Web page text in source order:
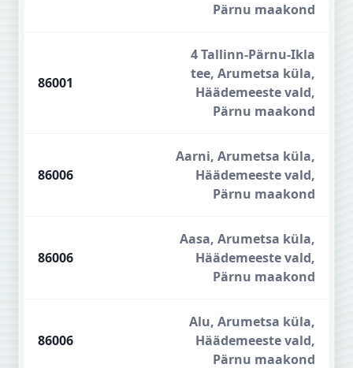
Pärnu maakond
86001
4 Tallinn-Pärnu-Ikla
tee, Arumetsa küla,
Häädemeeste vald,
Pärnu maakond
86006
Aarni, Arumetsa küla,
Häädemeeste vald,
Pärnu maakond
86006
Aasa, Arumetsa küla,
Häädemeeste vald,
Pärnu maakond
86006
Alu, Arumetsa küla,
Häädemeeste vald,
Pärnu maakond